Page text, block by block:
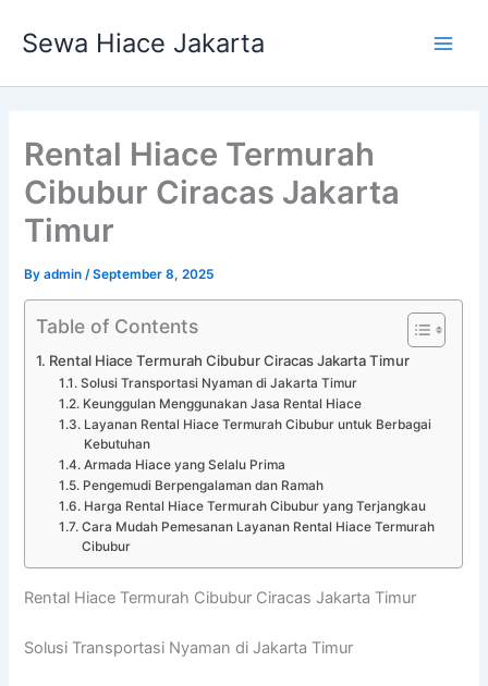
Sewa Hiace Jakarta
Rental Hiace Termurah
Cibubur Ciracas Jakarta
Timur
Byadmin /September 8, 2025
Table of Contents
Rental Hiace Termurah Cibubur Ciracas Jakarta Timur
Solusi Transportasi Nyaman di Jakarta Timur
Keunggulan Menggunakan Jasa Rental Hiace
Layanan Rental Hiace Termurah Cibubur untuk Berbagai
Kebutuhan
Armada Hiace yang Selalu Prima
Pengemudi Berpengalaman dan Ramah
Harga Rental Hiace Termurah Cibubur yang Terjangkau
Cara Mudah Pemesanan Layanan Rental Hiace Termurah
Cibubur
Rental Hiace Termurah Cibubur Ciracas Jakarta Timur
Solusi Transportasi Nyaman di Jakarta Timur